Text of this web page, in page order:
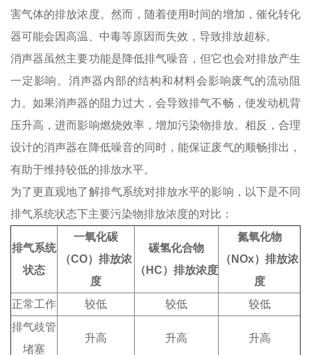
害气体的排放浓度。然而，随着使用时间的增加，催化转化
器可能会因高温、中毒等原因而失效，导致排放超标。
消声器虽然主要功能是降低排气噪音，但它也会对排放产生
一定影响。消声器内部的结构和材料会影响废气的流动阻
力。如果消声器的阻力过大，会导致排气不畅，使发动机背
压升高，进而影响燃烧效率，增加污染物排放。相反，合理
设计的消声器在降低噪音的同时，能保证废气的顺畅排出，
有助于维持较低的排放水平。
为了更直观地了解排气系统对排放水平的影响，以下是不同
排气系统状态下主要污染物排放浓度的对比：
排气系统
状态
一氧化碳
（CO）排放浓
度
碳氢化合物
（HC）排放浓度
氮氧化物
（NOx）排放浓
度
正常工作
较低 较低
较低
排气歧管
堵塞
升高 升高 升高